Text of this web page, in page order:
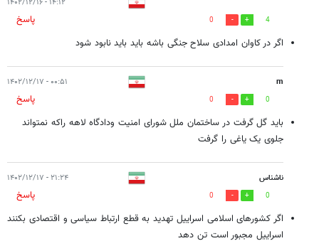
۱۴:۱۲ - ۱۴۰۲/۱۲/۱۶
4
0
پاسخ
اگر در کاوان امدادی سلاح جنگی باشه باید باید نابود شود
m ۰۰:۵۱ - ۱۴۰۲/۱۲/۱۷
0
0
پاسخ
باید گل گرفت در ساختمان ملل شورای امنیت ودادگاه لاهه راکه نمتواند
جلوی یک یاغی را گرفت
ناشناس ۲۱:۲۴ - ۱۴۰۲/۱۲/۱۷
0
0
پاسخ
اگر کشورهای اسلامی اسراییل تهدید به قطع ارتباط سیاسی و اقتصادی بکنند
اسراییل مجبور است تن دهد